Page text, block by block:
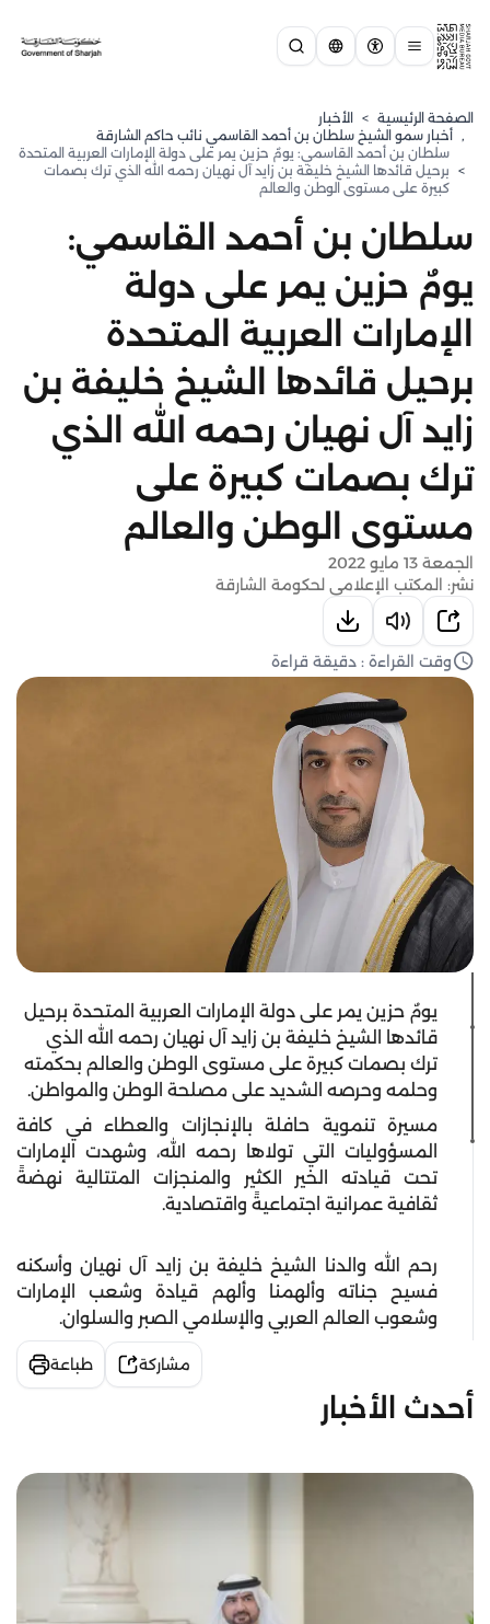
الصفحة الرئيسية > الأخبار
, ⁠أخبار سمو الشيخ سلطان بن أحمد القاسمي نائب حاكم الشارقة
>
سلطان بن أحمد القاسمي: يومٌ حزين يمر على دولة الإمارات العربية المتحدة
برحيل قائدها الشيخ خليفة بن زايد آل نهيان رحمه الله الذي ترك بصمات
كبيرة على مستوى الوطن والعالم
سلطان بن أحمد القاسمي:
يومٌ حزين يمر على دولة
الإمارات العربية المتحدة
برحيل قائدها الشيخ خليفة بن
زايد آل نهيان رحمه الله الذي
ترك بصمات كبيرة على
مستوى الوطن والعالم
الجمعة 13 مايو 2022
نشر: المكتب الإعلامي لحكومة الشارقة
وقت القراءة : دقيقة قراءة
يومٌ حزين يمر على دولة الإمارات العربية المتحدة برحيل
قائدها الشيخ خليفة بن زايد آل نهيان رحمه الله الذي
ترك بصمات كبيرة على مستوى الوطن والعالم بحكمته
وحلمه وحرصه الشديد على مصلحة الوطن والمواطن.
مسيرة تنموية حافلة بالإنجازات والعطاء في كافة
المسؤوليات التي تولاها رحمه الله، وشهدت الإمارات
تحت قيادته الخير الكثير والمنجزات المتتالية نهضةً
ثقافية عمرانية اجتماعيةً واقتصادية.
رحم الله والدنا الشيخ خليفة بن زايد آل نهيان وأسكنه
فسيح جناته وألهمنا وألهم قيادة وشعب الإمارات
وشعوب العالم العربي والإسلامي الصبر والسلوان.
مشاركة طباعة
أحدث الأخبار